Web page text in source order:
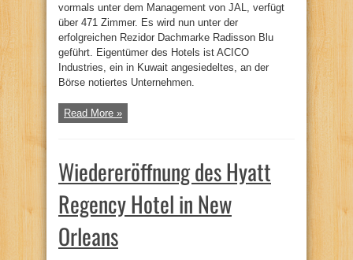
vormals unter dem Management von JAL, verfügt
über 471 Zimmer. Es wird nun unter der
erfolgreichen Rezidor Dachmarke Radisson Blu
geführt. Eigentümer des Hotels ist ACICO
Industries, ein in Kuwait angesiedeltes, an der
Börse notiertes Unternehmen.
Read More »
Wiedereröffnung des Hyatt
Regency Hotel in New
Orleans